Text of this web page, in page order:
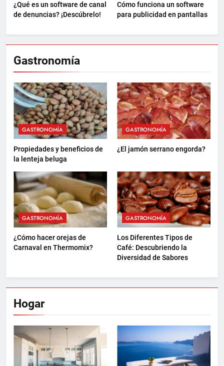
¿Qué es un software de canal
de denuncias? ¡Descúbrelo!
Cómo funciona un software
para publicidad en pantallas
Gastronomía
GASTRONOMÍA
Propiedades y beneficios de
la lenteja beluga
GASTRONOMÍA
¿El jamón serrano engorda?
GASTRONOMÍA
¿Cómo hacer orejas de
Carnaval en Thermomix?
GASTRONOMÍA
Los Diferentes Tipos de
Café: Descubriendo la
Diversidad de Sabores
Hogar